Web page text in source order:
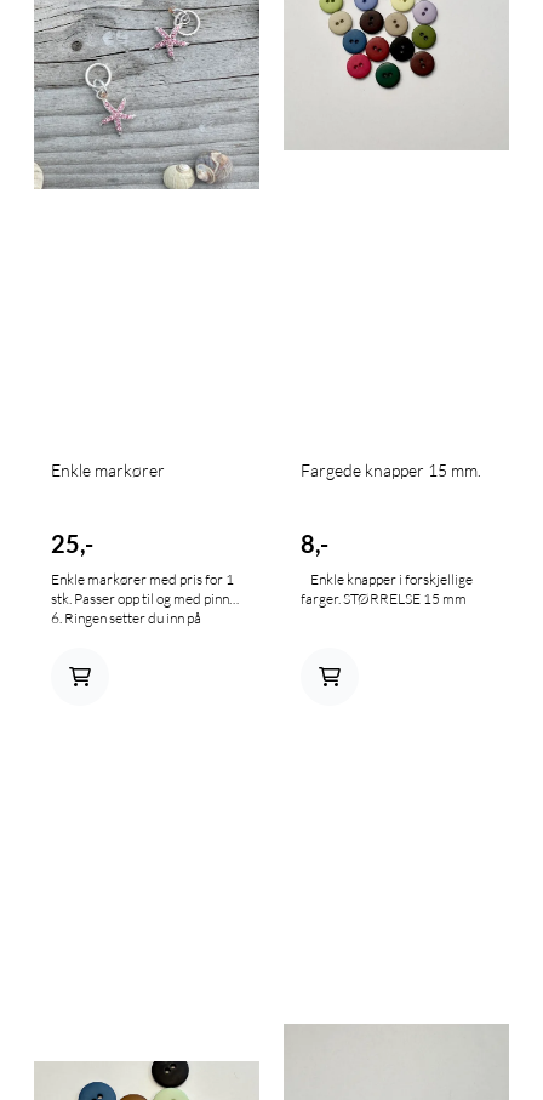
Enkle markører
25,-
Enkle markører med pris for 1
stk. Passer opp til og med pinne
6. Ringen setter du inn på
kommer til markøren på
Fargede knapper 15 mm.
8,-